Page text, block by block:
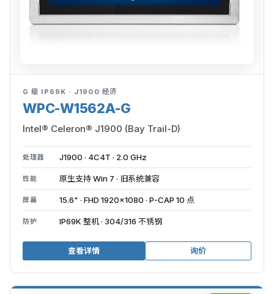
G 级 IP69K · J1900 经济
WPC-W1562A-G
Intel® Celeron® J1900 (Bay Trail-D)
处理器 J1900 · 4C4T · 2.0 GHz
性能 原生支持 Win 7 · 旧系统兼容
屏幕 15.6" · FHD 1920×1080 · P-CAP 10 点
防护 IP69K 整机 · 304/316 不锈钢
查看详情 询价